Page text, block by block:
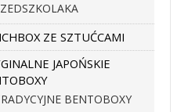
ZE SZTUĆCAMI
JAPOŃSKIE
BENTOBOXY